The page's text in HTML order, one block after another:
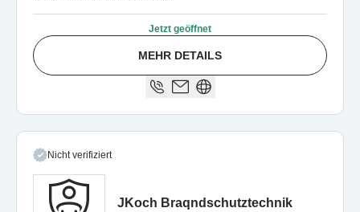
Jetzt geöffnet
MEHR DETAILS
Nicht verifiziert
JKoch Braqndschutztechnik